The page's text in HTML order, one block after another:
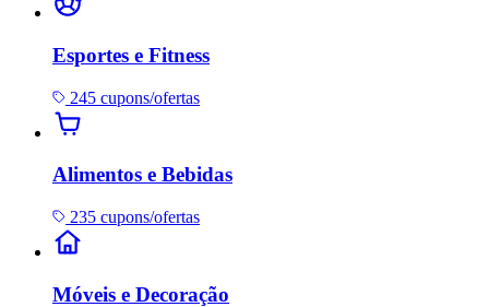
Esportes e Fitness
245 cupons/ofertas
Alimentos e Bebidas
235 cupons/ofertas
Móveis e Decoração